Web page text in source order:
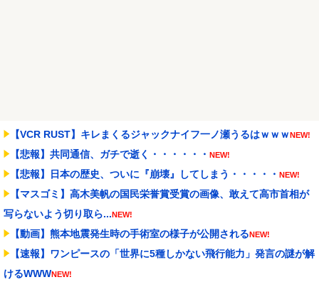
【VCR RUST】キレまくるジャックナイフ一ノ瀬うるはｗｗｗNEW!
【悲報】共同通信、ガチで逝く・・・・・・ NEW!
【悲報】日本の歴史、ついに『崩壊』してしまう・・・・・ NEW!
【マスゴミ】高木美帆の国民栄誉賞受賞の画像、敢えて高市首相が
写らないよう切り取ら...NEW!
【動画】熊本地震発生時の手術室の様子が公開されるNEW!
【速報】ワンピースの「世界に5種しかない飛行能力」発言の謎が解
けるWWWNEW!